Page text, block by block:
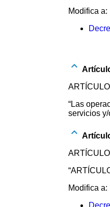
Modifica a:
“Las
servicios
Modifica a: